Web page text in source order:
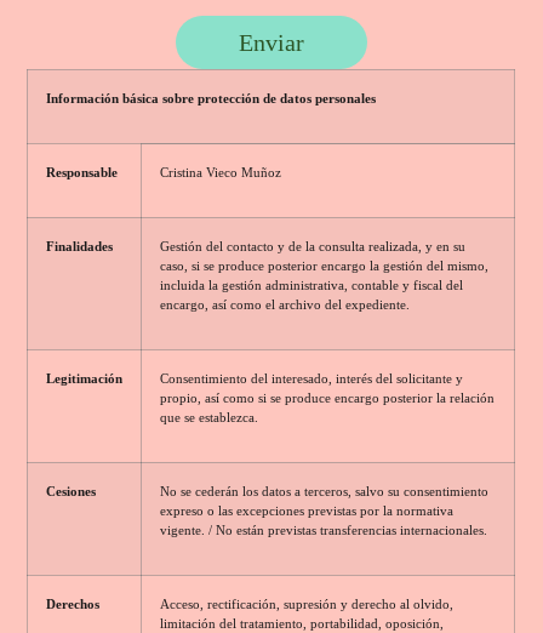
Enviar
Información básica sobre protección de datos personales
Responsable Cristina Vieco Muñoz
Finalidades
Gestión del contacto y de la consulta realizada, y en su
caso, si se produce posterior encargo la gestión del mismo,
incluida la gestión administrativa, contable y fiscal del
encargo, así como el archivo del expediente.
Legitimación
Consentimiento del interesado, interés del solicitante y
propio, así como si se produce encargo posterior la relación
que se establezca.
Cesiones
No se cederán los datos a terceros, salvo su consentimiento
expreso o las excepciones previstas por la normativa
vigente. / No están previstas transferencias internacionales.
Derechos
Acceso, rectificación, supresión y derecho al olvido,
limitación del tratamiento, portabilidad, oposición,